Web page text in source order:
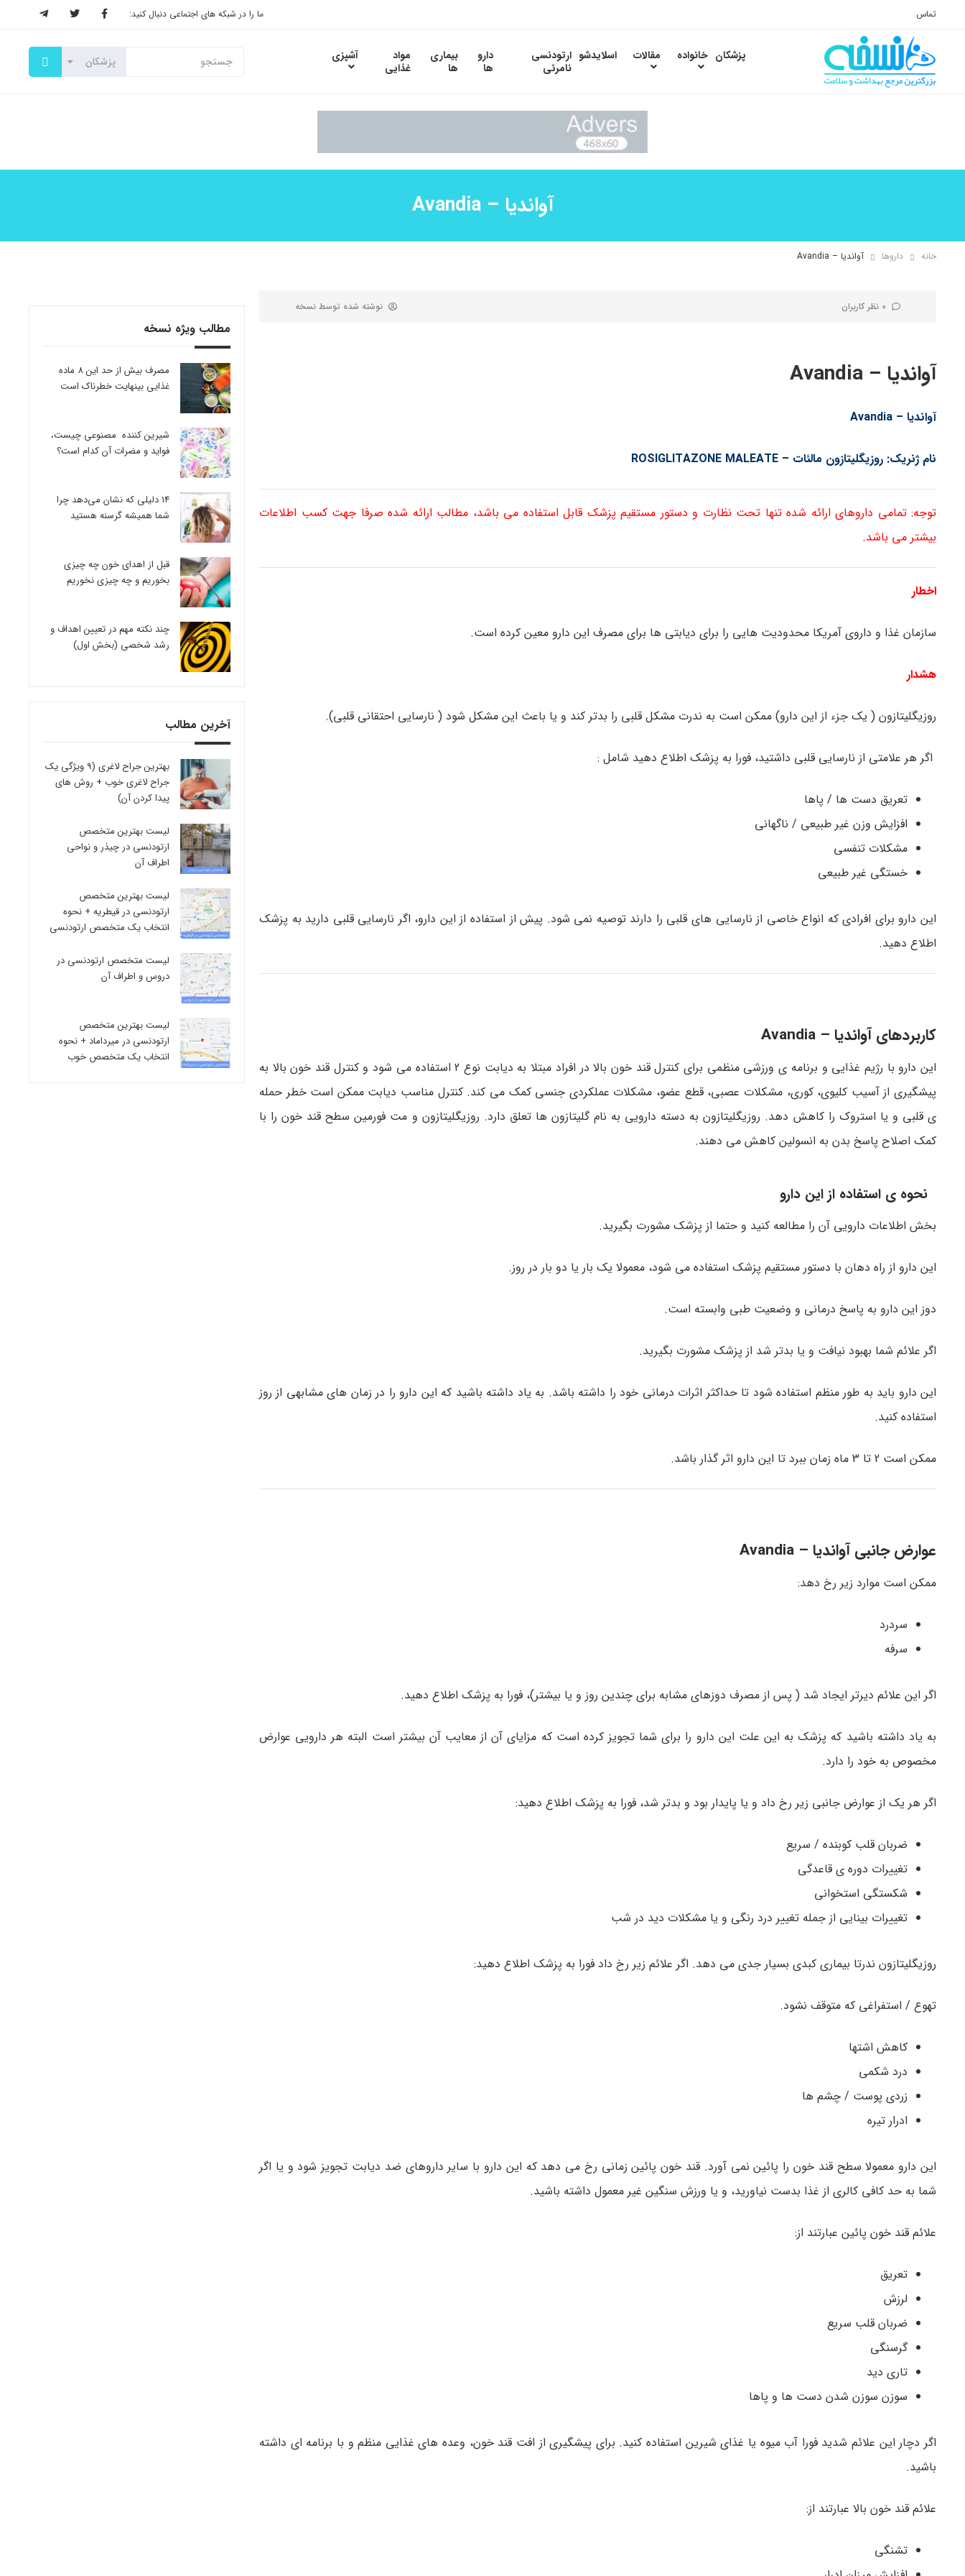
تماس ما را در شبکه های اجتماعی دنبال کنید:
پزشکان خانواده مقالات اسلایدشو ارتودنسی
نامرئی
دارو
ها
بیماری
ها
مواد
غذایی
آشپزی
آواندیا – Avandia
خانه داروها آواندیا – Avandia
0 نظر کاربران نوشته شده توسط نسخه
آواندیا – Avandia
آواندیا – Avandia
نام ژنریک: روزیگلیتازون مالئات – ROSIGLITAZONE MALEATE
توجه: تمامی داروهای ارائه شده تنها تحت نظارت و دستور مستقیم پزشک قابل استفاده می باشد، مطالب ارائه شده صرفا جهت کسب اطلاعات
بیشتر می باشد.
اخطار
سازمان غذا و داروی آمریکا محدودیت هایی را برای دیابتی ها برای مصرف این دارو معین کرده است.
هشدار
روزیگلیتازون ( یک جزء از این دارو) ممکن است به ندرت مشکل قلبی را بدتر کند و یا باعث این مشکل شود ( نارسایی احتقانی قلبی).
اگر هر علامتی از نارسایی قلبی داشتید، فورا به پزشک اطلاع دهید شامل :
تعریق دست ها / پاها
افزایش وزن غیر طبیعی / ناگهانی
مشکلات تنفسی
خستگی غیر طبیعی
این دارو برای افرادی که انواع خاصی از نارسایی های قلبی را دارند توصیه نمی شود. پیش از استفاده از این دارو، اگر نارسایی قلبی دارید به پزشک
اطلاع دهید.
کاربردهای آواندیا – Avandia
این دارو با رژیم غذایی و برنامه ی ورزشی منظمی برای کنترل قند خون بالا در افراد مبتلا به دیابت نوع 2 استفاده می شود و کنترل قند خون بالا به
پیشگیری از آسیب کلیوی، کوری، مشکلات عصبی، قطع عضو، مشکلات عملکردی جنسی کمک می کند. کنترل مناسب دیابت ممکن است خطر حمله
ی قلبی و یا استروک را کاهش دهد. روزیگلیتازون به دسته دارویی به نام گلیتازون ها تعلق دارد. روزیگلیتازون و مت فورمین سطح قند خون را با
کمک اصلاح پاسخ بدن به انسولین کاهش می دهند.
نحوه ی استفاده از این دارو
بخش اطلاعات دارویی آن را مطالعه کنید و حتما از پزشک مشورت بگیرید.
این دارو از راه دهان با دستور مستقیم پزشک استفاده می شود، معمولا یک بار یا دو بار در روز.
دوز این دارو به پاسخ درمانی و وضعیت طبی وابسته است.
اگر علائم شما بهبود نیافت و یا بدتر شد از پزشک مشورت بگیرید.
این دارو باید به طور منظم استفاده شود تا حداکثر اثرات درمانی خود را داشته باشد. به یاد داشته باشید که این دارو را در زمان های مشابهی از روز
استفاده کنید.
ممکن است 2 تا 3 ماه زمان ببرد تا این دارو اثر گذار باشد.
عوارض جانبی آواندیا – Avandia
ممکن است موارد زیر رخ دهد:
سردرد
سرفه
اگر این علائم دیرتر ایجاد شد ( پس از مصرف دوزهای مشابه برای چندین روز و یا بیشتر)، فورا به پزشک اطلاع دهید.
به یاد داشته باشید که پزشک به این علت این دارو را برای شما تجویز کرده است که مزایای آن از معایب آن بیشتر است البته هر دارویی عوارض
مخصوص به خود را دارد.
اگر هر یک از عوارض جانبی زیر رخ داد و یا پایدار بود و بدتر شد، فورا به پزشک اطلاع دهید:
ضربان قلب کوبنده / سریع
تغییرات دوره ی قاعدگی
شکستگی استخوانی
تغییرات بینایی از جمله تغییر درد رنگی و یا مشکلات دید در شب
روزیگلیتازون ندرتا بیماری کبدی بسیار جدی می دهد. اگر علائم زیر رخ داد فورا به پزشک اطلاع دهید:
تهوع / استفراغی که متوقف نشود.
کاهش اشتها
درد شکمی
زردی پوست / چشم ها
ادرار تیره
این دارو معمولا سطح قند خون را پائین نمی آورد. قند خون پائین زمانی رخ می دهد که این دارو با سایر داروهای ضد دیابت تجویز شود و یا اگر
شما به حد کافی کالری از غذا بدست نیاورید، و یا ورزش سنگین غیر معمول داشته باشید.
علائم قند خون پائین عبارتند از:
تعریق
لرزش
ضربان قلب سریع
گرسنگی
تاری دید
سوزن سوزن شدن دست ها و پاها
اگر دچار این علائم شدید فورا آب میوه یا غذای شیرین استفاده کنید. برای پیشگیری از افت قند خون، وعده های غذایی منظم و با برنامه ای داشته
باشید.
علائم قند خون بالا عبارتند از:
تشنگی
مطالب ویژه نسخه
مصرف بیش از حد این 8 ماده
غذایی بینهایت خطرناک است
شیرین کننده مصنوعی چیست،
فواید و مضرات آن کدام است؟
14 دلیلی که نشان می‌دهد چرا
شما همیشه گرسنه هستید
قبل از اهدای خون چه چیزی
بخوریم و چه چیزی نخوریم
چند نکته مهم در تعیین اهداف و
رشد شخصی (بخش اول)
آخرین مطالب
بهترین جراح لاغری (9 ویژگی یک
جراح لاغری خوب + روش های
پیدا کردن آن)
لیست بهترین متخصص
ارتودنسی در چیذر و نواحی
اطراف آن
لیست بهترین متخصص
ارتودنسی در قیطریه + نحوه
انتخاب یک متخصص ارتودنسی
لیست متخصص ارتودنسی در
دروس و اطراف آن
لیست بهترین متخصص
ارتودنسی در میرداماد + نحوه
انتخاب یک متخصص خوب